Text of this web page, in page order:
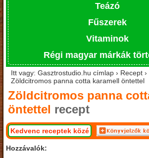
Teázó
Fűszerek
Vitaminok
Régi magyar márkák
Itt vagy: Gasztrostudio.hu címlap › Recept ›
Zöldcitromos panna cotta karamell öntettel
Zöldcitromos panna
öntettel recept
Kedvenc receptek közé
Hozzávalók: